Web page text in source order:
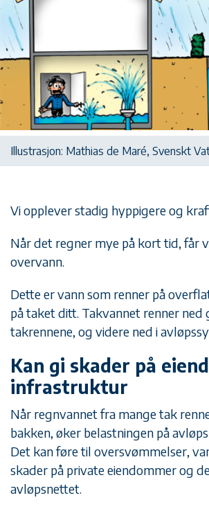
Illustrasjon: Mathias de Maré, Svenskt
Vi opplever stadig hyppigere og
Når det regner mye på kort tid, får
overvann.
Dette er vann som renner på
på taket ditt. Takvannet renner ned
takrennene, og videre ned i
Kan gi skader på
infrastruktur
Når regnvannet fra mange tak
bakken, øker belastningen på
Det kan føre til oversvømmelser,
skader på private eiendommer og
avløpsnettet.